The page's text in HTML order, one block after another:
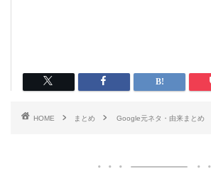
HOME まとめ Google元ネタ・由来まとめ